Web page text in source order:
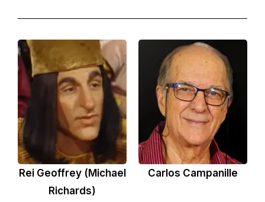
Rei Geoffrey (Michael
Richards)
Carlos Campanille